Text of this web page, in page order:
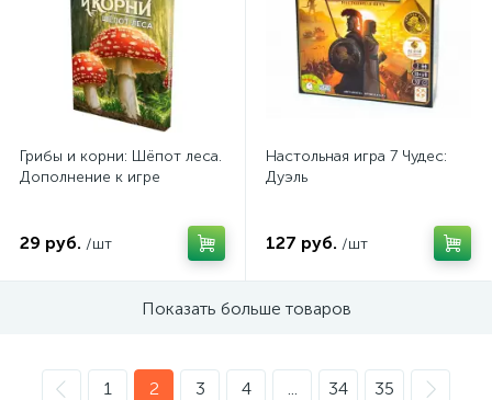
Грибы и корни: Шёпот леса.
Дополнение к игре
29 руб. /шт
Настольная игра 7 Чудес:
Дуэль
127 руб. /шт
Показать больше товаров
1 2 3 4 ... 34 35